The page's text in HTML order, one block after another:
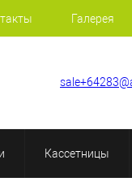
Галерея
Кассетницы